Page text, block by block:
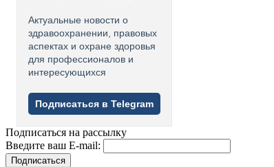
Актуальные новости о
здравоохранении, правовых
аспектах и охране здоровья
для профессионалов и
интересующихся
Подписаться в Telegram
Подписаться на рассылку
Введите ваш E-mail:
Подписаться